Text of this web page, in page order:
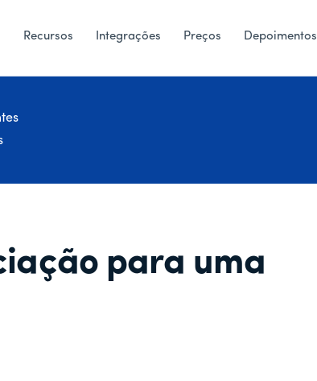
Recursos Integrações Preços Depoimentos
para uma